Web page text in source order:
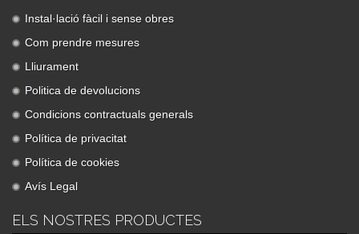
Instal·lació fàcil i sense obres
Com prendre mesures
Lliurament
Politica de devolucions
Condicions contractuals generals
Política de privacitat
Política de cookies
Avís Legal
ELS NOSTRES PRODUCTES